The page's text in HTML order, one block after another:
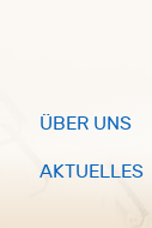
ÜBER UNS
AKTUELLES